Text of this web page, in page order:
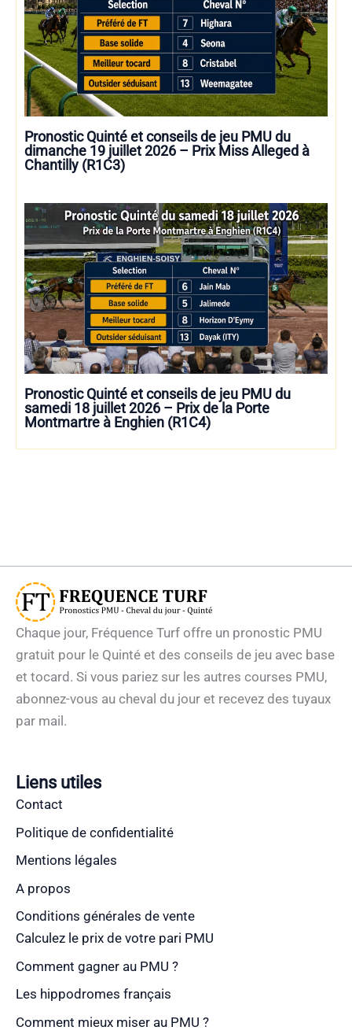
Pronostic Quinté et conseils de jeu PMU du
dimanche 19 juillet 2026 – Prix Miss Alleged à
Chantilly (R1C3)
Pronostic Quinté et conseils de jeu PMU du
samedi 18 juillet 2026 – Prix de la Porte
Montmartre à Enghien (R1C4)
Chaque jour, Fréquence Turf offre un pronostic PMU
gratuit pour le Quinté et des conseils de jeu avec base
et tocard. Si vous pariez sur les autres courses PMU,
abonnez-vous au cheval du jour et recevez des tuyaux
par mail.
Liens utiles
Contact
Politique de confidentialité
Mentions légales
A propos
Conditions générales de vente
Calculez le prix de votre pari PMU
Comment gagner au PMU ?
Les hippodromes français
Comment mieux miser au PMU ?